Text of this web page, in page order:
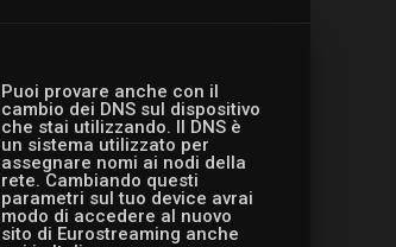
Puoi provare anche con il
cambio dei DNS sul dispositivo
che stai utilizzando. Il DNS è
un sistema utilizzato per
assegnare nomi ai nodi della
rete. Cambiando questi
parametri sul tuo device avrai
modo di accedere al nuovo
sito di Eurostreaming anche